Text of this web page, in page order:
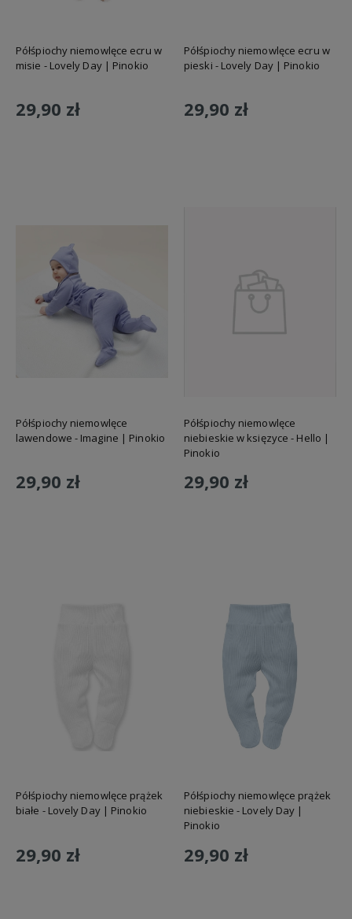
Półśpiochy niemowlęce ecru w
misie - Lovely Day | Pinokio
29,90 zł
Półśpiochy niemowlęce ecru w
pieski - Lovely Day | Pinokio
29,90 zł
Półśpiochy niemowlęce
lawendowe - Imagine | Pinokio
29,90 zł
Półśpiochy niemowlęce
niebieskie w księzyce - Hello |
Pinokio
29,90 zł
Półśpiochy niemowlęce prążek
białe - Lovely Day | Pinokio
29,90 zł
Półśpiochy niemowlęce prążek
niebieskie - Lovely Day |
Pinokio
29,90 zł